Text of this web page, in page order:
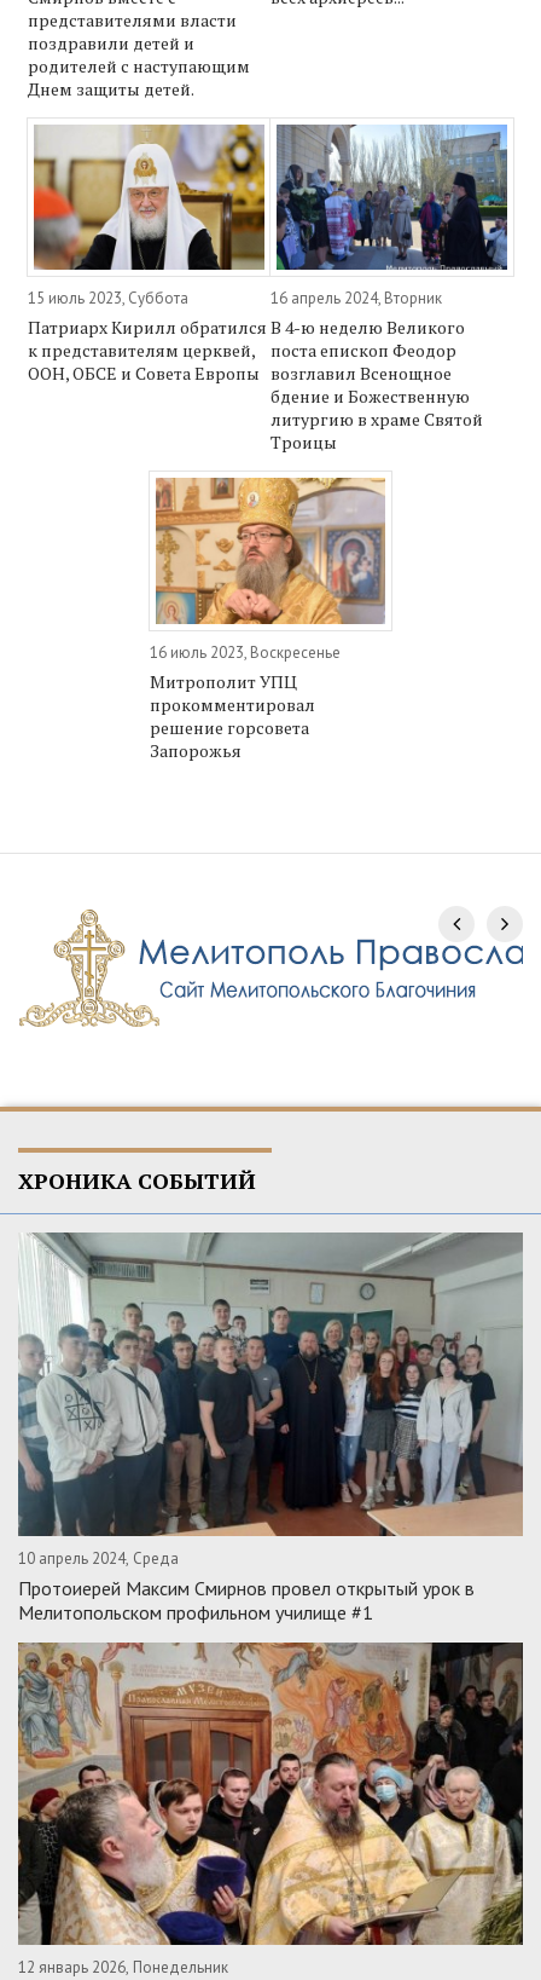
представителями власти
поздравили детей и
родителей с наступающим
Днем защиты детей.
15 июль 2023, Суббота
Патриарх Кирилл обратился
к представителям церквей,
ООН, ОБСЕ и Совета Европы
16 апрель 2024, Вторник
В 4-ю неделю Великого
поста епископ Феодор
возглавил Всенощное
бдение и Божественную
литургию в храме Святой
Троицы
16 июль 2023, Воскресенье
Митрополит УПЦ
прокомментировал
решение горсовета
Запорожья
ХРОНИКА СОБЫТИЙ
10 апрель 2024, Среда
Протоиерей Максим Смирнов провел открытый урок в
Мелитопольском профильном училище #1
12 январь 2026, Понедельник